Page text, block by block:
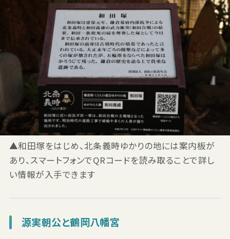
▲和田塚をはじめ、北条義時ゆかりの地には案内板が
あり、スマートフォンでQRコードを読み取ることで詳し
い情報が入手できます
源実朝公と鶴岡八幡宮